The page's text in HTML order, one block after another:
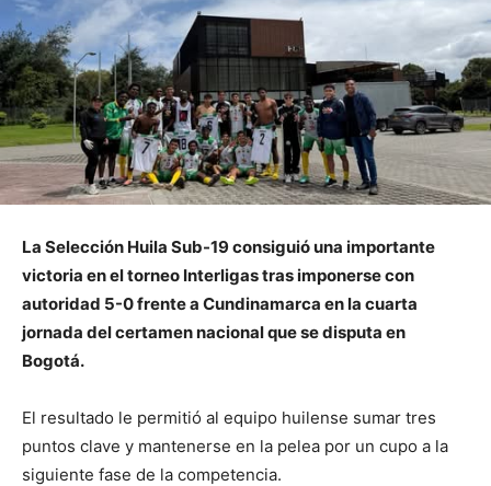
La Selección Huila Sub-19consiguió una importante
victoria en el torneo Interligas tras imponerse con
autoridad 5-0 frente a Cundinamarca en la cuarta
jornada del certamen nacional que se disputa en
Bogotá.
El resultado le permitió al equipo huilense sumar tres
puntos clave y mantenerse en la pelea por un cupo a la
siguiente fase de la competencia.